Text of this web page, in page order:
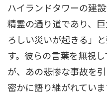
ハイランドタワーの建
精霊の通り道であり、
ろしい災いが起きる」
す。彼らの言葉を無視
が、あの悲惨な事故を
密かに語り継がれていま